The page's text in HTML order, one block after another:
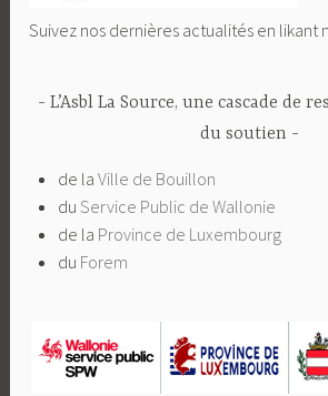
Suivez nos dernières actualités en likant
L’Asbl La Source, une cascade de
du soutien
de la Ville de Bouillon
du Service Public de Wallonie
de la Province de Luxembourg
du Forem